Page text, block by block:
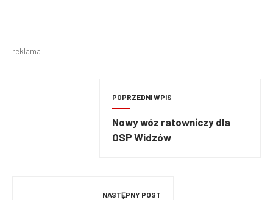
reklama
POPRZEDNI WPIS
Nowy wóz ratowniczy dla
OSP Widzów
NASTĘPNY POST